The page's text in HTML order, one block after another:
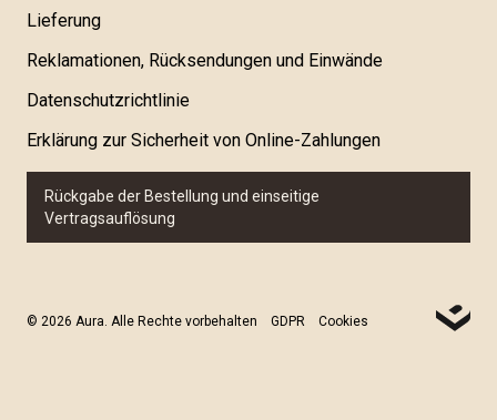
Lieferung
Reklamationen, Rücksendungen und Einwände
Datenschutzrichtlinie
Erklärung zur Sicherheit von Online-Zahlungen
Rückgabe der Bestellung und einseitige
Vertragsauflösung
© 2026 Aura. Alle Rechte vorbehalten GDPR Cookies